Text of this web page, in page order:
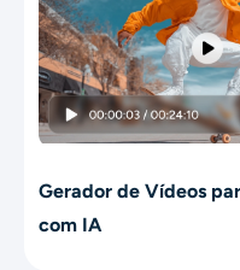
Gerador de Vídeos
com IA